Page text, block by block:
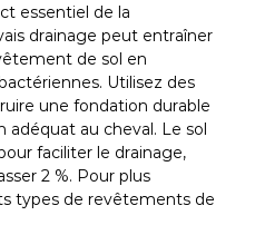
essentiel de la
drainage peut entraîner
de sol en
Utilisez des
une fondation durable
au cheval. Le sol
faciliter le drainage,
2 %. Pour plus
types de revêtements de